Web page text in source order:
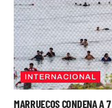
INTERNACIONAL
MARRUECOS CONDENA A